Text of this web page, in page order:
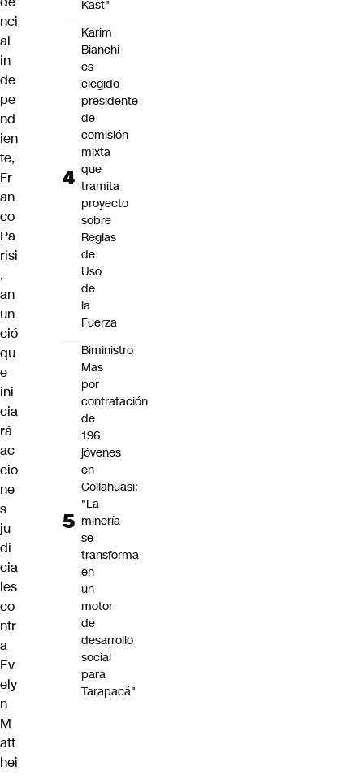
nci
al
in
de
pe
nd
ien
te,
Fr
an
co
Pa
risi
,
an
un
ció
qu
e
ini
cia
rá
ac
cio
ne
s
ju
di
cia
les
co
ntr
a
Ev
ely
n
M
att
hei
Kast"
Karim
Bianchi
es
elegido
presidente
de
comisión
mixta
que
tramita
proyecto
sobre
Reglas
de
Uso
de
la
Fuerza
Biministro
Mas
por
contratación
de
196
jóvenes
en
Collahuasi:
"La
minería
se
transforma
en
un
motor
de
desarrollo
social
para
Tarapacá"